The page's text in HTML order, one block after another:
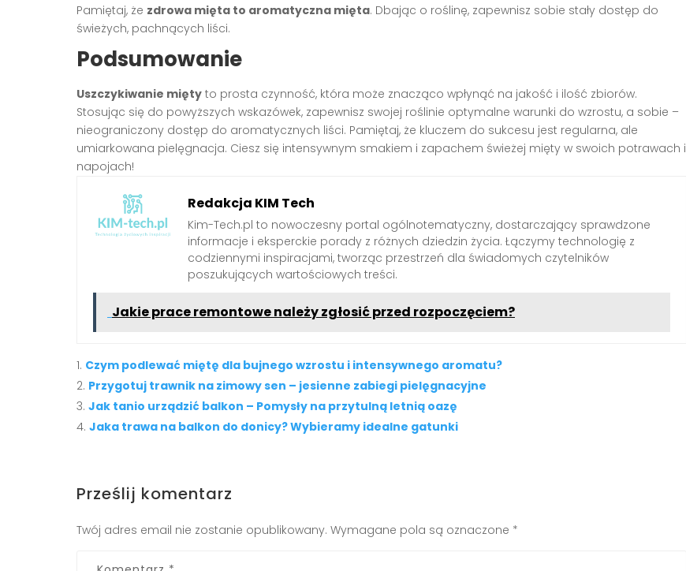
Pamiętaj, że zdrowa mięta to aromatyczna mięta. Dbając o roślinę, zapewnisz sobie stały dostęp do
świeżych, pachnących liści.
Podsumowanie
Uszczykiwanie mięty to prosta czynność, która może znacząco wpłynąć na jakość i ilość zbiorów.
Stosując się do powyższych wskazówek, zapewnisz swojej roślinie optymalne warunki do wzrostu, a sobie –
nieograniczony dostęp do aromatycznych liści. Pamiętaj, że kluczem do sukcesu jest regularna, ale
umiarkowana pielęgnacja. Ciesz się intensywnym smakiem i zapachem świeżej mięty w swoich potrawach i
napojach!
Redakcja KIM Tech
Kim-Tech.pl to nowoczesny portal ogólnotematyczny, dostarczający sprawdzone
informacje i eksperckie porady z różnych dziedzin życia. Łączymy technologię z
codziennymi inspiracjami, tworząc przestrzeń dla świadomych czytelników
poszukujących wartościowych treści.
Jakie prace remontowe należy zgłosić przed rozpoczęciem?
Czym podlewać miętę dla bujnego wzrostu i intensywnego aromatu?
Przygotuj trawnik na zimowy sen – jesienne zabiegi pielęgnacyjne
Jak tanio urządzić balkon – Pomysły na przytulną letnią oazę
Jaka trawa na balkon do donicy? Wybieramy idealne gatunki
Prześlij komentarz
Twój adres email nie zostanie opublikowany. Wymagane pola są oznaczone *